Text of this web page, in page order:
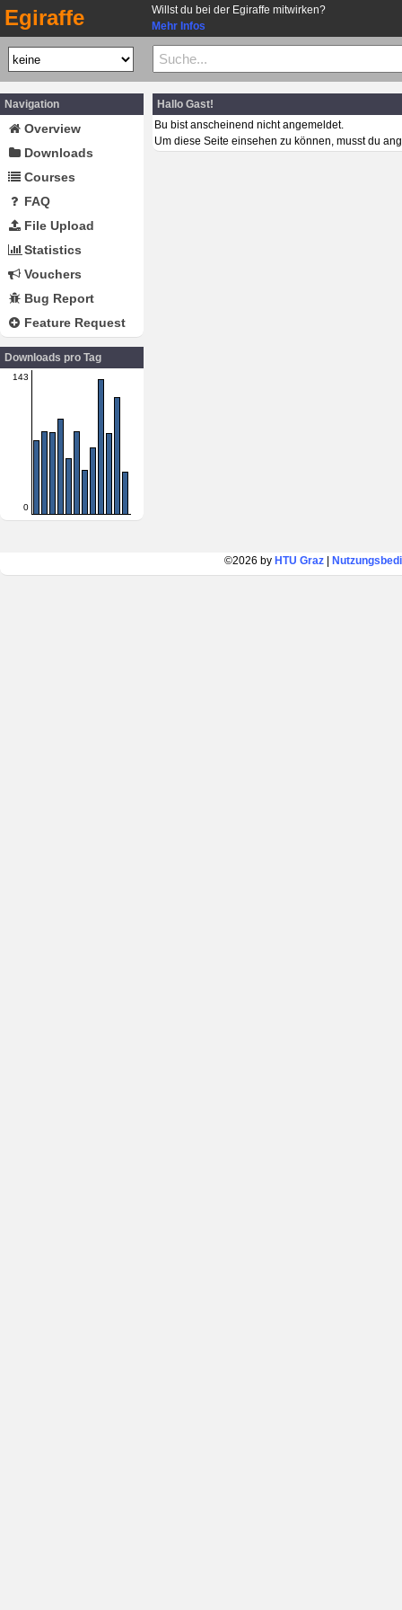
Egiraffe
Willst du bei der Egiraffe mitwirken?
Mehr Infos
Navigation
Overview
Downloads
Courses
FAQ
File Upload
Statistics
Vouchers
Bug Report
Feature Request
Downloads pro Tag
143
0
Hallo Gast!
Bu bist anscheinend nicht angemeldet.
Um diese Seite einsehen zu können, musst du
©2026 by HTU Graz|